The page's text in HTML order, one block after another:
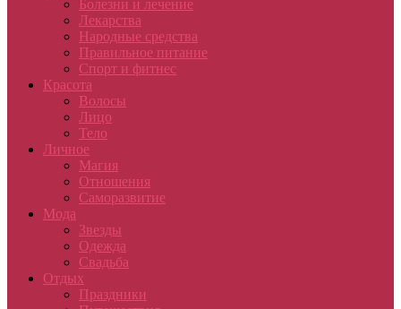
Болезни и лечение
Лекарства
Народные средства
Правильное питание
Спорт и фитнес
Красота
Волосы
Лицо
Тело
Личное
Магия
Отношения
Саморазвитие
Мода
Звезды
Одежда
Свадьба
Отдых
Праздники